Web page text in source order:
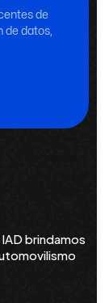
de
de datos,
brindamos